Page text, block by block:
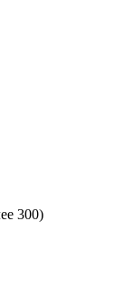
300)